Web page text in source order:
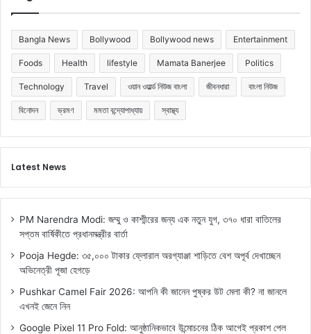
Bangla News Bollywood Bollywood news Entertainment
Foods Health lifestyle Mamata Banerjee Politics
Technology Travel ওয়ান ওয়ার্ল্ড নিউজ বাংলা জীবনধারা বাংলা নিউজ
বিনোদন ভ্রমণ মমতা বন্দ্যোপাধ্যায় স্বাস্থ্য
Latest News
PM Narendra Modi: জম্মু ও কাশ্মীরের জন্য এক নতুন যুগ, ৩৭০ ধারা বাতিলের
সপ্তম বার্ষিকীতে প্রধানমন্ত্রীর বার্তা
Pooja Hegde: ৩৫,০০০ টাকার ফ্লোরাল অরগ্যাঞ্জা শাড়িতে বেশ অপূর্ব দেখাচ্ছেন
অভিনেত্রী পূজা হেগড়ে
Pushkar Camel Fair 2026: আপনি কী জানেন পুষ্কর উট মেলা কী? না জানলে
এখনই জেনে নিন
Google Pixel 11 Pro Fold: আনুষ্ঠানিকভাবে উন্মোচনের ঠিক আগেই প্রকাশ পেল